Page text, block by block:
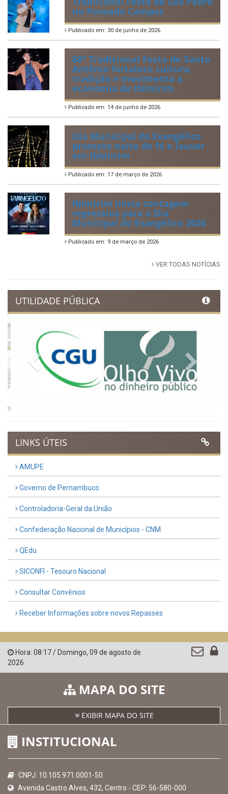
Quadrilhas Juninas de
Ibimirim mantêm viva a
tradição e representam o
munícipio em Pernambuco
Publicado em: 2 de julho de 2026
Tradicional Festa de São Pedro
no Povoado Campos
88ª Tradicional Festa de Santo
Antônio fortalece cultura,
tradição e movimenta a
economia de Ibimirim
Publicado em: 14 de junho de 2026
Dia Municipal do Evangélico
promete noite de fé e louvor
Ibimirim inicia contagem
regressiva para o Dia
Publicado em: 9 de março de 2026
VER TODAS NOTÍCIAS
Previous Next
LINKS ÚTEIS
QEdu
Consultar Convênios
Hora:
2026
MAPA DO SITE